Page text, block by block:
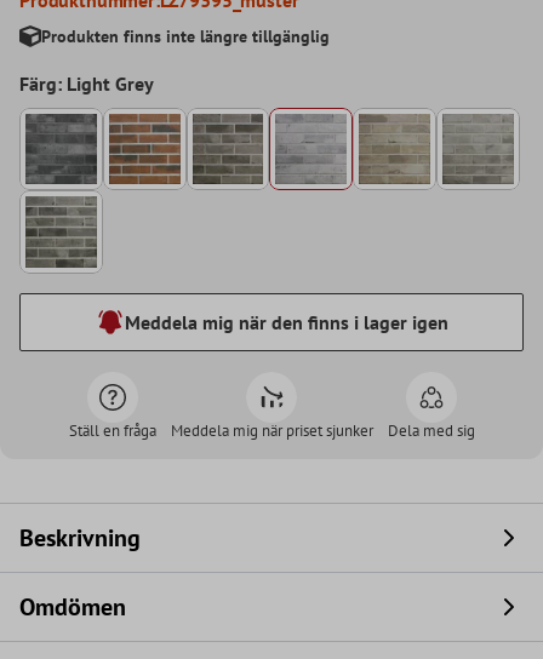
Produkten finns inte längre tillgänglig
Färg: Light Grey
Meddela mig när den finns i lager igen
Ställ en fråga Meddela mig när priset sjunker Dela med sig
Beskrivning
Omdömen